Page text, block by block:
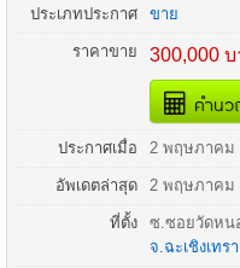
ประเภทประกาศ ขาย
ราคาขาย 300,000
คำนว
ประกาศเมื่อ 2 พฤษภาคม
อัพเดตล่าสุด 2 พฤษภาคม
ที่ตั้ง ซ.ซอยวัดหน
จ. ฉะเชิงเทรา